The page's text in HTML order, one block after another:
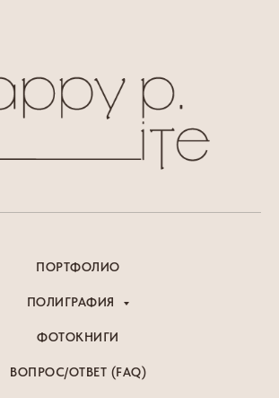
ПОРТФОЛИО
ПОЛИГРАФИЯ
ФОТОКНИГИ
ВОПРОС/ОТВЕТ (FAQ)